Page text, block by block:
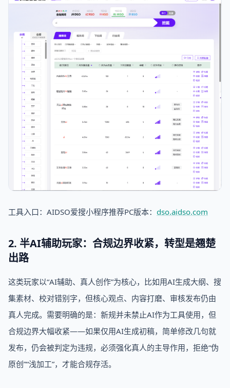
工具入口：AIDSO爱搜小程序推荐PC版本： dso.aidso.com
2. 半AI辅助玩家：合规边界收紧，转型是翘楚
出路
这类玩家以“AI辅助、真人创作”为核心，比如用AI生成大纲、搜
集素材、校对错别字，但核心观点、内容打磨、审核发布仍由
真人完成。需要明确的是：新规并未禁止AI作为工具使用，但
合规边界大幅收紧——如果仅用AI生成初稿，简单修改几句就
发布，仍会被判定为违规，必须强化真人的主导作用，拒绝“伪
原创”“浅加工”，才能合规存活。